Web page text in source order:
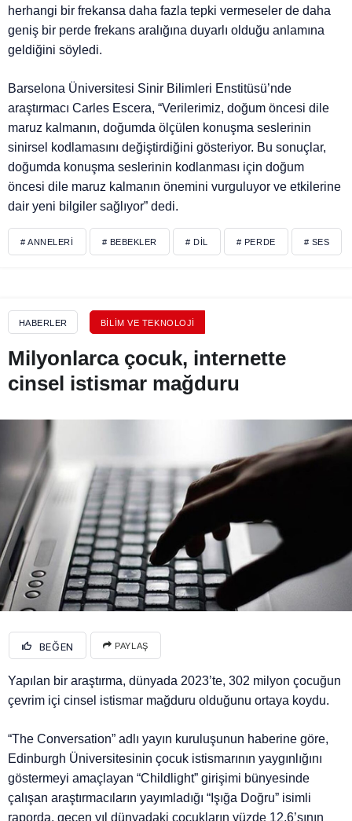
herhangi bir frekansa daha fazla tepki vermeseler de daha
geniş bir perde frekans aralığına duyarlı olduğu anlamına
geldiğini söyledi.
Barselona Üniversitesi Sinir Bilimleri Enstitüsü’nde
araştırmacı Carles Escera, “Verilerimiz, doğum öncesi dile
maruz kalmanın, doğumda ölçülen konuşma seslerinin
sinirsel kodlamasını değiştirdiğini gösteriyor. Bu sonuçlar,
doğumda konuşma seslerinin kodlanması için doğum
öncesi dile maruz kalmanın önemini vurguluyor ve etkilerine
dair yeni bilgiler sağlıyor” dedi.
# ANNELERI # BEBEKLER # DIL # PERDE # SES
HABERLER BILIM VE TEKNOLOJI
Milyonlarca çocuk, internette
cinsel istismar mağduru
BEĞEN PAYLAŞ
Yapılan bir araştırma, dünyada 2023’te, 302 milyon çocuğun
çevrim içi cinsel istismar mağduru olduğunu ortaya koydu.
“The Conversation” adlı yayın kuruluşunun haberine göre,
Edinburgh Üniversitesinin çocuk istismarının yaygınlığını
göstermeyi amaçlayan “Childlight” girişimi bünyesinde
çalışan araştırmacıların yayımladığı “Işığa Doğru” isimli
raporda, geçen yıl dünyadaki çocukların yüzde 12,6’sının